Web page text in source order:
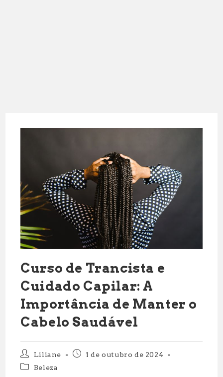
Curso de Trancista e
Cuidado Capilar: A
Importância de Manter o
Cabelo Saudável
Autor
do
post:
Liliane
Post1 de outubro de 2024
Categoria
Beleza